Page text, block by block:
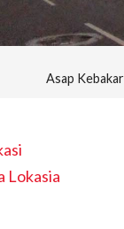
Asap
Lokasia